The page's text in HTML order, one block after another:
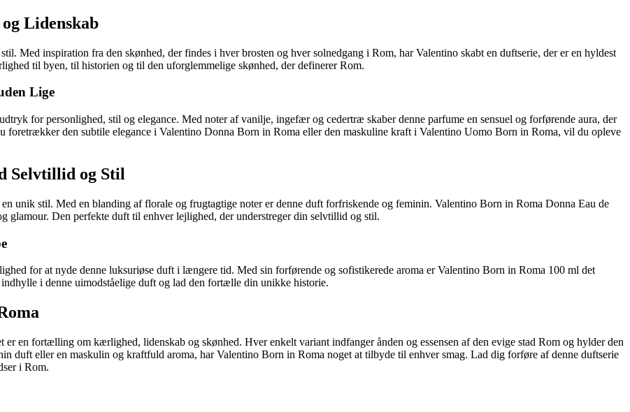
Lidenskab
Med inspiration fra den skønhed, der findes i hver brosten og hver solnedgang i Rom, har Valentino skabt en duftserie, der er en hyldest
til byen, til historien og til den uforglemmelige skønhed, der definerer Rom.
Lige
for personlighed, stil og elegance. Med noter af vanilje, ingefær og cedertræ skaber denne parfume en sensuel og forførende aura, der
foretrækker den subtile elegance i Valentino Donna Born in Roma eller den maskuline kraft i Valentino Uomo Born in Roma, vil du opleve
Selvtillid og Stil
unik stil. Med en blanding af florale og frugtagtige noter er denne duft forfriskende og feminin. Valentino Born in Roma Donna Eau de
glamour. Den perfekte duft til enhver lejlighed, der understreger din selvtillid og stil.
for at nyde denne luksuriøse duft i længere tid. Med sin forførende og sofistikerede aroma er Valentino Born in Roma 100 ml det
i denne uimodståelige duft og lad den fortælle din unikke historie.
en fortælling om kærlighed, lidenskab og skønhed. Hver enkelt variant indfanger ånden og essensen af den evige stad Rom og hylder den
duft eller en maskulin og kraftfuld aroma, har Valentino Born in Roma noget at tilbyde til enhver smag. Lad dig forføre af denne duftserie
i Rom.